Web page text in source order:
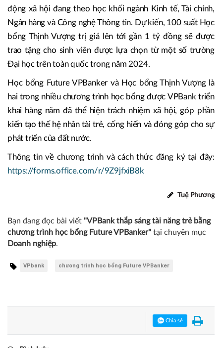
động xã hội đang theo học khối ngành Kinh tế, Tài chính,
Ngân hàng và Công nghệ Thông tin. Dự kiến, 100 suất Học
bổng Thịnh Vượng trị giá lên tới gần 1 tỷ đồng sẽ được
trao tặng cho sinh viên được lựa chọn từ một số trường
Đại học trên toàn quốc trong năm 2024.
Học bổng Future VPBanker và Học bổng Thịnh Vượng là
hai trong nhiều chương trình học bổng được VPBank triển
khai hàng năm đã thể hiện trách nhiệm xã hội, góp phần
kiến tạo thế hệ nhân tài trẻ, cống hiến và đóng góp cho sự
phát triển của đất nước.
Thông tin về chương trình và cách thức đăng ký tại đây:
https://forms.office.com/r/9Z9jfxiB8k
Tuệ Phương
Bạn đang đọc bài viết "VPBank thắp sáng tài năng trẻ bằng
chương trình học bổng Future VPBanker" tại chuyên mục
Doanh nghiệp.
VPbank chương trình học bổng Future VPBanker
Chia sẻ